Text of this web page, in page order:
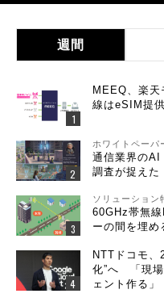
週間
MEEQ、楽
線はeSIM提
ホワイトペーパ
通信業界の
調査が捉えた
ソリューション
60GHz帯無
ーの間を埋め
NTTドコモ、
化”へ 「現場
ェント作る」